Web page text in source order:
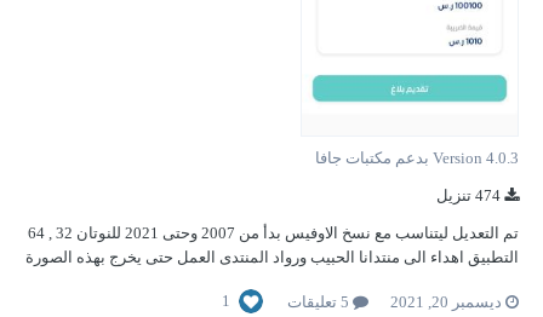
Version 4.0.3 بدعم مكتبات جافا
تم التعديل ليتناسب مع نسخ الاوفيس بدأ من 2007 وحتى 2021 للنوتان 32 , 64
التطبيق اهداء الى منتدانا الحبيب ورواد المنتدى العمل حتى يخرج بهذه الصورة
جارية الى ما شاء الله تعالى ms access becomes an authorized e-inv...
ديسمبر 20, 2021 1